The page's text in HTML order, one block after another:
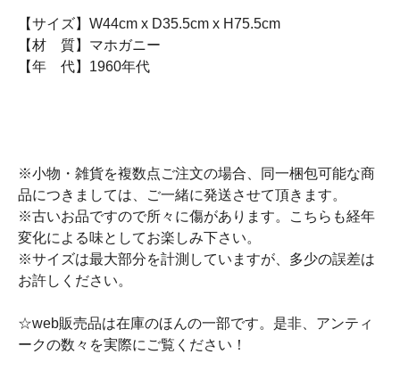
【サイズ】W44cm x D35.5cm x H75.5cm
【材 質】マホガニー
【年 代】1960年代
※小物・雑貨を複数点ご注文の場合、同一梱包可能な商
品につきましては、ご一緒に発送させて頂きます。
※古いお品ですので所々に傷があります。こちらも経年
変化による味としてお楽しみ下さい。
※サイズは最大部分を計測していますが、多少の誤差は
お許しください。
☆web販売品は在庫のほんの一部です。是非、アンティ
ークの数々を実際にご覧ください！